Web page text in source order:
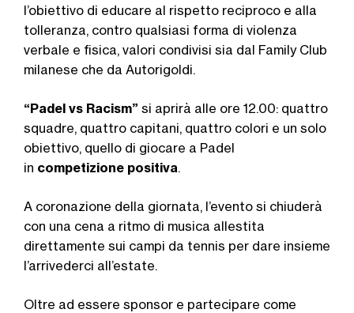
l’obiettivo di educare al rispetto reciproco e alla
tolleranza, contro qualsiasi forma di violenza
verbale e fisica, valori condivisi sia dal Family Club
milanese che da Autorigoldi.
“Padel vs Racism” si aprirà alle ore 12.00: quattro
squadre, quattro capitani, quattro colori e un solo
obiettivo, quello di giocare a Padel
in competizione positiva.
A coronazione della giornata, l’evento si chiuderà
con una cena a ritmo di musica allestita
direttamente sui campi da tennis per dare insieme
l’arrivederci all’estate.
Oltre ad essere sponsor e partecipare come